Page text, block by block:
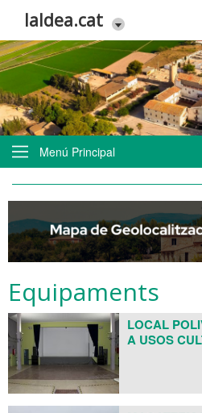
laldea.cat
Menú Principal
Equipaments
LOCAL
A USOS